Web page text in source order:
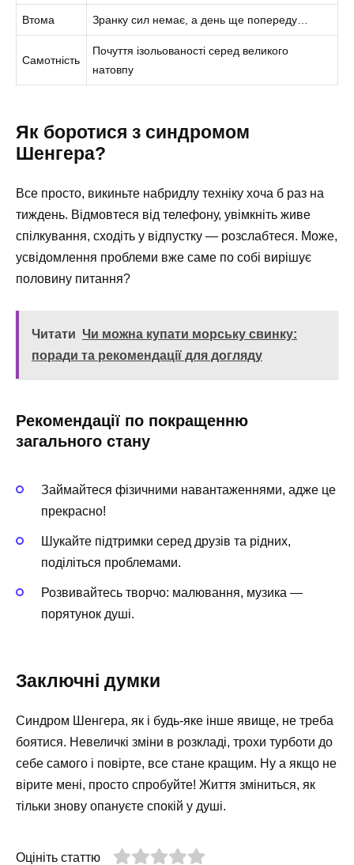
Втома Зранку сил немає, а день ще попереду…
Самотність
Почуття ізольованості серед великого
натовпу
Як боротися з синдромом
Шенгера?
Все просто, викиньте набридлу техніку хоча б раз на
тиждень. Відмовтеся від телефону, увімкніть живе
спілкування, сходіть у відпустку — розслабтеся. Може,
усвідомлення проблеми вже саме по собі вирішує
половину питання?
Читати Чи можна купати морську свинку:
поради та рекомендації для догляду
Рекомендації по покращенню
загального стану
Займайтеся фізичними навантаженнями, адже це
прекрасно!
Шукайте підтримки серед друзів та рідних,
поділіться проблемами.
Розвивайтесь творчо: малювання, музика —
порятунок душі.
Заключні думки
Синдром Шенгера, як і будь-яке інше явище, не треба
боятися. Невеличкі зміни в розкладі, трохи турботи до
себе самого і повірте, все стане кращим. Ну а якщо не
вірите мені, просто спробуйте! Життя зміниться, як
тільки знову опануєте спокій у душі.
Оцініть статтю